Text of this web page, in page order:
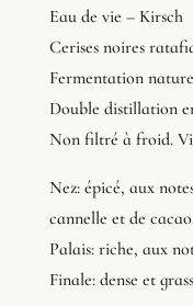
Eau de vie – Kirsch
Cerises noires
Fermentation
Double distillation
Non filtré à froid.
Nez: épicé, aux
cannelle et de
Palais: riche, aux
Finale: dense et